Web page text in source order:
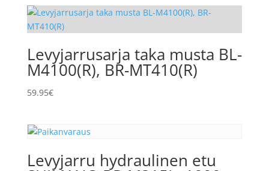
Levyjarrusarja taka musta BL-
M4100(R), BR-MT410(R)
59.95€
Levyjarru hydraulinen etu